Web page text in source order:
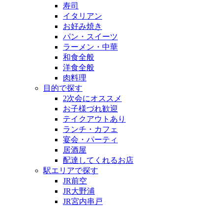
寿司
イタリアン
お好み焼き
パン・スイーツ
ラーメン・中華
和食全般
洋食全般
肉料理
目的で探す
2次会にオススメ
お子様づれ歓迎
テイクアウトあり
ランチ・カフェ
宴会・パーティ
居酒屋
配達してくれるお店
駅エリアで探す
JR前空
JR大野浦
JR宮内串戸